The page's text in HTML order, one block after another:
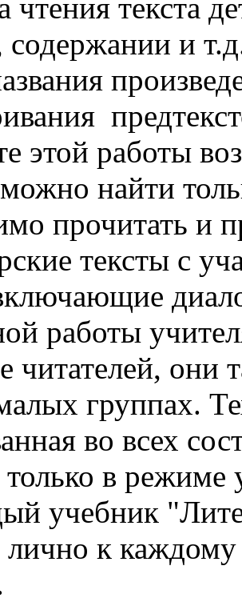
чтения текста
содержании и
этой работы
найти
прочитать и
тексты с
работы
читателей, они
группах.
во всех
только в режиме
учебник
к каждому